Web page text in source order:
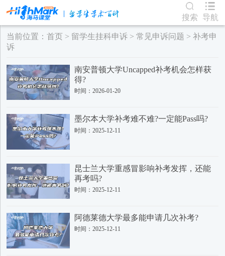
搜索 导航
当前位置：首页 > 留学生挂科申诉 >常见申诉问题 >补考申
诉
南安普顿大学Uncapped补考机会怎样获
得?
时间：2026-01-20
墨尔本大学补考难不难?一定能Pass吗?
时间：2025-12-11
昆士兰大学重感冒影响补考发挥，还能
再考吗?
时间：2025-12-11
阿德莱德大学最多能申请几次补考?
时间：2025-12-11